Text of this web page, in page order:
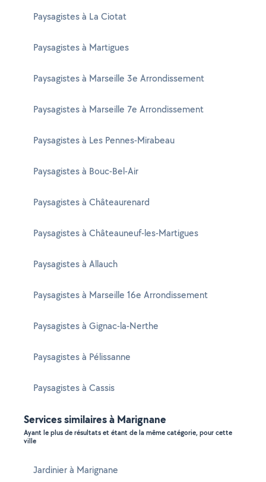
Paysagistes à La Ciotat
Paysagistes à Martigues
Paysagistes à Marseille 3e Arrondissement
Paysagistes à Marseille 7e Arrondissement
Paysagistes à Les Pennes-Mirabeau
Paysagistes à Bouc-Bel-Air
Paysagistes à Châteaurenard
Paysagistes à Châteauneuf-les-Martigues
Paysagistes à Allauch
Paysagistes à Marseille 16e Arrondissement
Paysagistes à Gignac-la-Nerthe
Paysagistes à Pélissanne
Paysagistes à Cassis
Services similaires à Marignane
Ayant le plus de résultats et étant de la même catégorie, pour cette
ville
Jardinier à Marignane